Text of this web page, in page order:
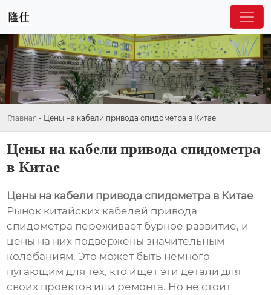
Главная - Цены на кабели привода спидометра в Китае
Цены на кабели привода спидометра
в Китае
Цены на кабели привода спидометра в Китае
Рынок китайских кабелей привода
спидометра переживает бурное развитие, и
цены на них подвержены значительным
колебаниям. Это может быть немного
пугающим для тех, кто ищет эти детали для
своих проектов или ремонта. Но не стоит